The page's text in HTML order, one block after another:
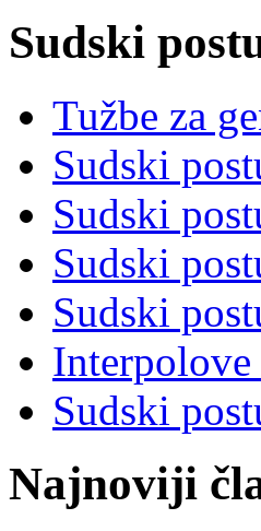
Sudski
Tužbe za
Sudski
Sudski
Sudski
Sudski
Sudski
Najnoviji